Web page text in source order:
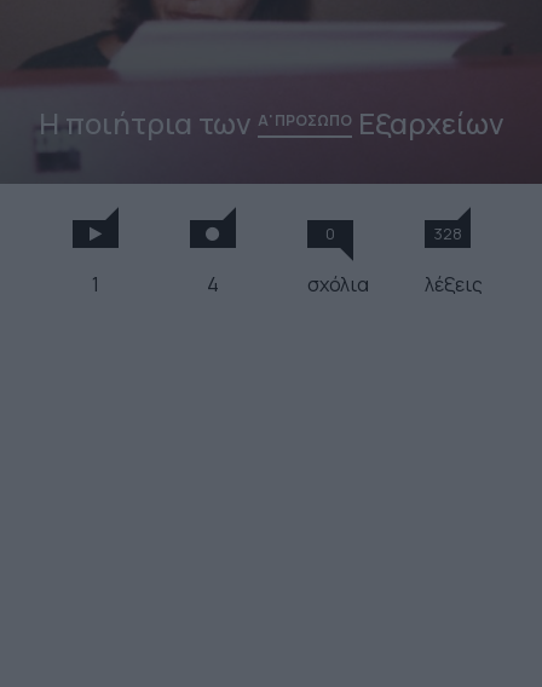
Η ποιήτρια των Α' ΠΡΟΣΩΠΟΕξαρχείων
1 4
0
σχόλια
328
λέξεις